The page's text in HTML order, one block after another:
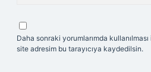
Daha sonraki yorumlarımda
site adresim bu tarayıcıya kaydedilsin.